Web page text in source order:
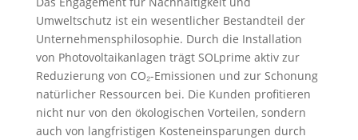
Umweltschutz ist ein wesentlicher Bestandteil der
Unternehmensphilosophie. Durch die Installation
von Photovoltaikanlagen trägt SOLprime aktiv zur
Reduzierung von CO₂-Emissionen und zur Schonung
natürlicher Ressourcen bei. Die Kunden profitieren
nicht nur von den ökologischen Vorteilen, sondern
auch von langfristigen Kosteneinsparungen durch